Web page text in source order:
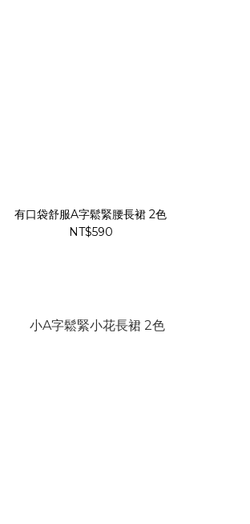
有口袋舒服A字鬆緊腰長裙 2色
NT$590